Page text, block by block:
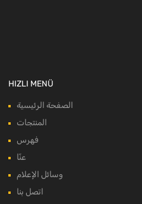
HIZLI MENÜ
الصفحة الرئيسية
المنتجات
فهرس
عنّا
وسائل الإعلام
اتصل بنا